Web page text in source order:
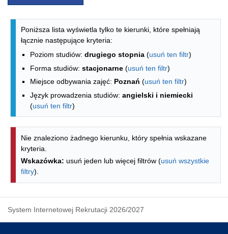
Lista kierunków - indeks alfabetyczny
Poniższa lista wyświetla tylko te kierunki, które spełniają
łącznie następujące kryteria:
Poziom studiów: drugiego stopnia (usuń ten filtr)
Forma studiów: stacjonarne (usuń ten filtr)
Miejsce odbywania zajęć: Poznań (usuń ten filtr)
Język prowadzenia studiów: angielski i niemiecki
(usuń ten filtr)
Nie znaleziono żadnego kierunku, który spełnia wskazane
kryteria.
Wskazówka: usuń jeden lub więcej filtrów (usuń wszystkie
filtry).
System Internetowej Rekrutacji 2026/2027